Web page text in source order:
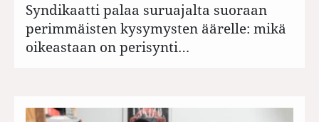
Syndikaatti palaa suruajalta suoraan
perimmäisten kysymysten äärelle: mikä
oikeastaan on perisynti…